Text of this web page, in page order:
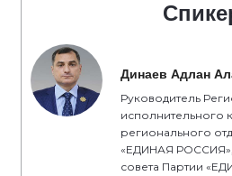
Динаев Адлан
Руководитель
исполнительного
регионального
«ЕДИНАЯ
совета Партии